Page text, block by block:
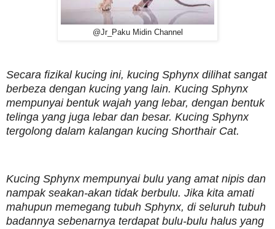
@Jr_Paku Midin Channel
Secara fizikal kucing ini, kucing Sphynx dilihat sangat
berbeza dengan kucing yang lain. Kucing Sphynx
mempunyai bentuk wajah yang lebar, dengan bentuk
telinga yang juga lebar dan besar. Kucing Sphynx
tergolong dalam kalangan kucing Shorthair Cat.
Kucing Sphynx mempunyai bulu yang amat nipis dan
nampak seakan-akan tidak berbulu. Jika kita amati
mahupun memegang tubuh Sphynx, di seluruh tubuh
badannya sebenarnya terdapat bulu-bulu halus yang